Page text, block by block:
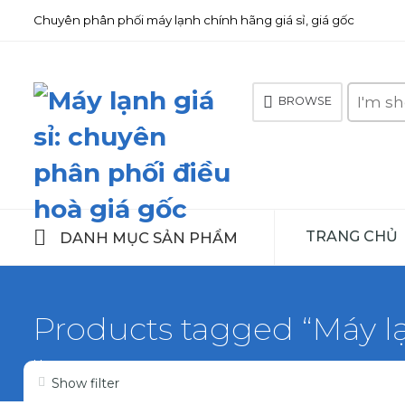
Chuyên phân phối máy lạnh chính hãng giá sỉ, giá gốc
BROWSE
Search
here
DANH MỤC SẢN PHẨM TRANG CHỦ
Products tagged “Máy
Home
Show filter